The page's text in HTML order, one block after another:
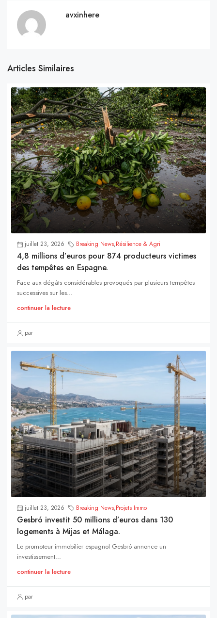
avxinhere
Articles Similaires
juillet 23, 2026 Breaking News,Résilience & Agri
4,8 millions d’euros pour 874 producteurs victimes
des tempêtes en Espagne.
Face aux dégâts considérables provoqués par plusieurs tempêtes
successives sur les...
continuer la lecture
par
juillet 23, 2026 Breaking News,Projets Immo
Gesbró investit 50 millions d’euros dans 130
logements à Mijas et Málaga.
Le promoteur immobilier espagnol Gesbró annonce un
investissement...
continuer la lecture
par